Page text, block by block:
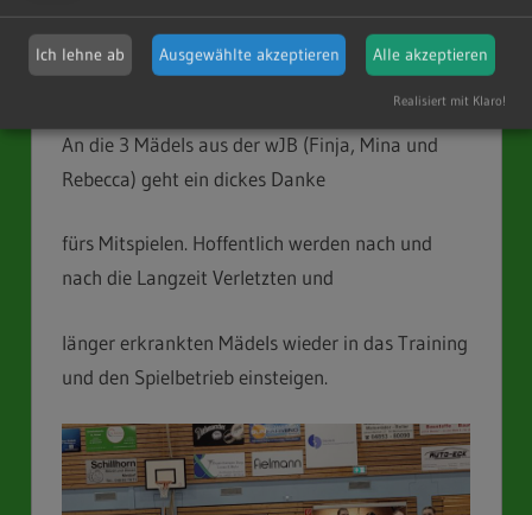
100 % Würfe halten, an Ihr lag es
nicht.
An die 3 Mädels aus der wJB (Finja, Mina und
Rebecca) geht ein dickes Danke
fürs Mitspielen. Hoffentlich werden nach und
nach die Langzeit Verletzten und
länger erkrankten Mädels wieder in das Training
und den Spielbetrieb einsteigen.
Ich lehne ab Ausgewählte akzeptieren Alle akzeptieren
Realisiert mit Klaro!